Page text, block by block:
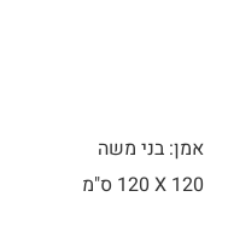
אמן: בני משה
120 X